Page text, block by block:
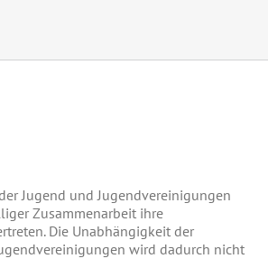
Jugend und Jugendvereinigungen
Zusammenarbeit ihre
Die Unabhängigkeit der
wird dadurch nicht